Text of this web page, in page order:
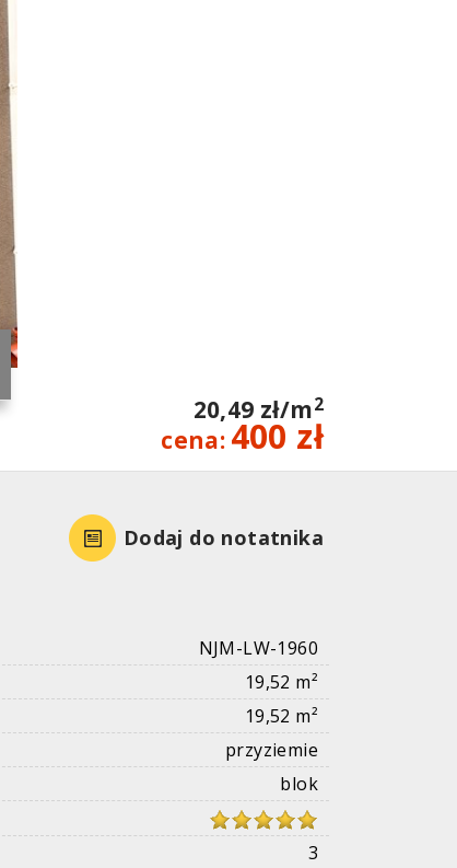
20,49 zł/m2
cena: 400 zł
Dodaj do notatnika
NJM-LW-1960
19,52 m²
19,52 m²
przyziemie
blok
3